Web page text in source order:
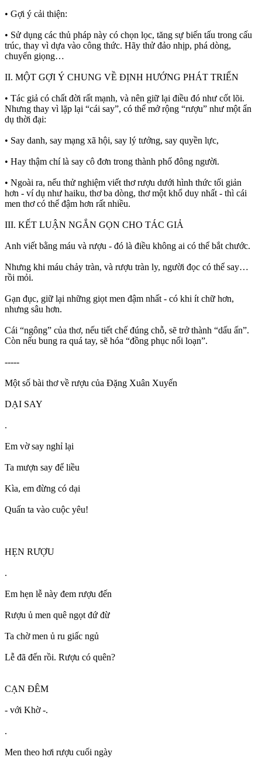
• Gợi ý cải thiện:
• Sử dụng các thủ pháp này có chọn lọc, tăng sự biến tấu trong cấu
trúc, thay vì dựa vào công thức. Hãy thử đảo nhịp, phá dòng,
chuyển giọng…
II. MỘT GỢI Ý CHUNG VỀ ĐỊNH HƯỚNG PHÁT TRIỂN
• Tác giả có chất đời rất mạnh, và nên giữ lại điều đó như cốt lõi.
Nhưng thay vì lặp lại “cái say”, có thể mở rộng “rượu” như một ẩn
dụ thời đại:
• Say danh, say mạng xã hội, say lý tưởng, say quyền lực,
• Hay thậm chí là say cô đơn trong thành phố đông người.
• Ngoài ra, nếu thử nghiệm viết thơ rượu dưới hình thức tối giản
hơn - ví dụ như haiku, thơ ba dòng, thơ một khổ duy nhất - thì cái
men thơ có thể đậm hơn rất nhiều.
III. KẾT LUẬN NGẮN GỌN CHO TÁC GIẢ
Anh viết bằng máu và rượu - đó là điều không ai có thể bắt chước.
Nhưng khi máu chảy tràn, và rượu tràn ly, người đọc có thể say…
rồi mỏi.
Gạn đục, giữ lại những giọt men đậm nhất - có khi ít chữ hơn,
nhưng sâu hơn.
Cái “ngông” của thơ, nếu tiết chế đúng chỗ, sẽ trở thành “dấu ấn”.
Còn nếu bung ra quá tay, sẽ hóa “đồng phục nổi loạn”.
-----
Một số bài thơ về rượu của Đặng Xuân Xuyến
DẠI SAY
.
Em vờ say nghỉ lại
Ta mượn say để liều
Kìa, em đừng có dại
Quấn ta vào cuộc yêu!
HẸN RƯỢU
.
Em hẹn lễ này đem rượu đến
Rượu ủ men quê ngọt đứ đừ
Ta chờ men ủ ru giấc ngủ
Lễ đã đến rồi. Rượu có quên?
CẠN ĐÊM
- với Khờ -.
.
Men theo hơi rượu cuối ngày